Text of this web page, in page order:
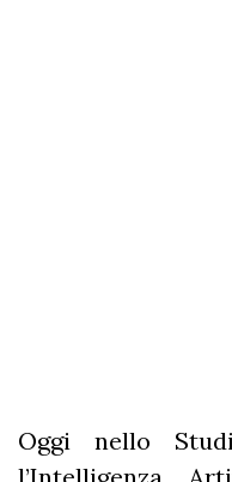
Oggi nello